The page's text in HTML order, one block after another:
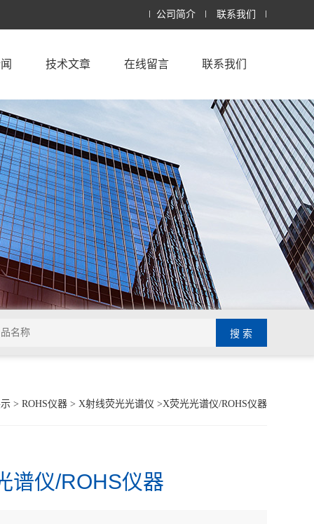
公司简介 联系我们
技术文章 在线留言 联系我们
> ROHS仪器> X射线荧光光谱仪 >X荧光光谱仪/ROHS仪器
谱仪/ROHS仪器